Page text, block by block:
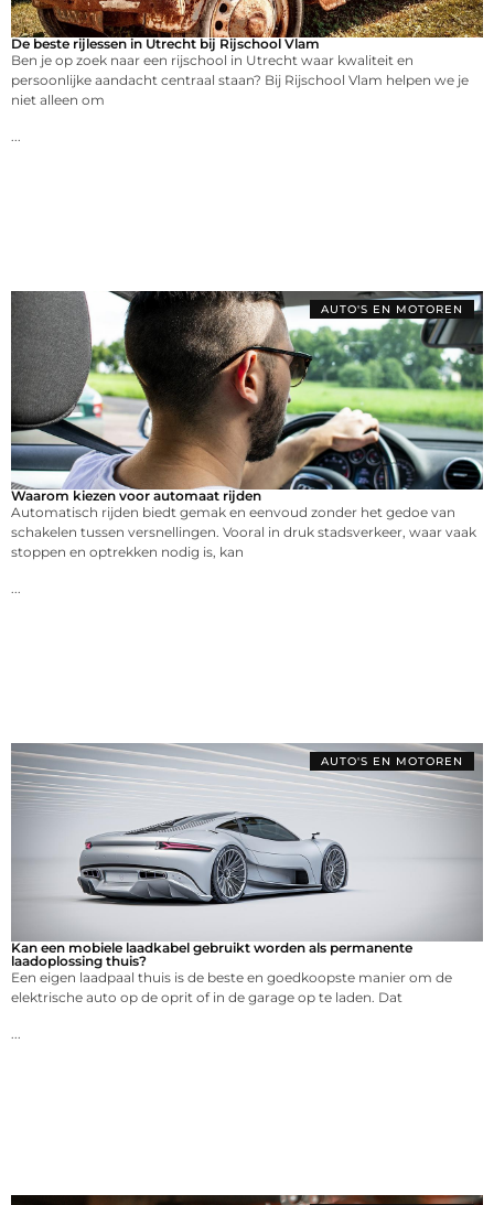
De beste rijlessen in Utrecht bij Rijschool Vlam
Ben je op zoek naar een rijschool in Utrecht waar kwaliteit en
persoonlijke aandacht centraal staan? Bij Rijschool Vlam helpen we je
niet alleen om
AUTO'S EN MOTOREN
Waarom kiezen voor automaat rijden
Automatisch rijden biedt gemak en eenvoud zonder het gedoe van
schakelen tussen versnellingen. Vooral in druk stadsverkeer, waar vaak
stoppen en optrekken nodig is, kan
AUTO'S EN MOTOREN
Kan een mobiele laadkabel gebruikt worden als permanente
laadoplossing thuis?
Een eigen laadpaal thuis is de beste en goedkoopste manier om de
elektrische auto op de oprit of in de garage op te laden. Dat